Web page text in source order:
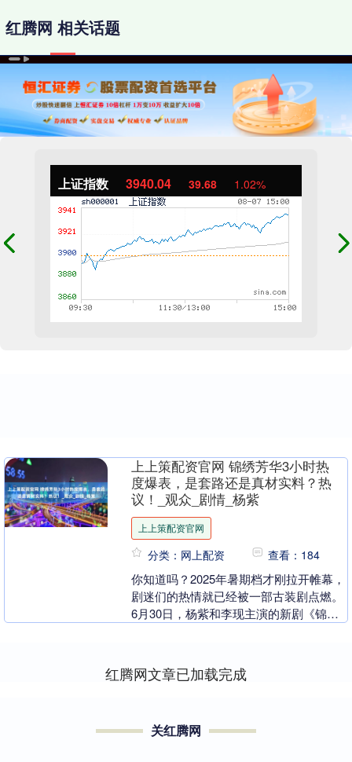
上证指数 3940.04 39.68 1.02%
红腾网 相关话题
上上策配资官网 锦绣芳华3小时热
度爆表，是套路还是真材实料？热
议！_观众_剧情_杨紫
上上策配资官网
分类：网上配资 查看：184
你知道吗？2025年暑期档才刚拉开帷幕，
剧迷们的热情就已经被一部古装剧点燃。
6月30日，杨紫和李现主演的新剧《锦绣
红腾网文章已加载完成
关红腾网